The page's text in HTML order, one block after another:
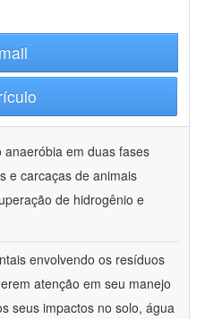
anaeróbia em duas fases
e carcaças de animais
de hidrogênio e
envolvendo os resíduos
atenção em seu manejo
seus impactos no solo, água